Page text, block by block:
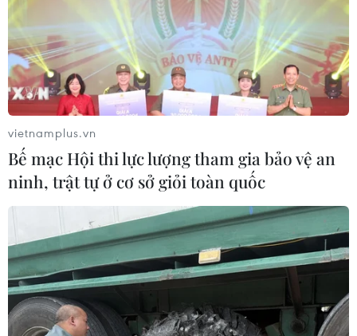
vietnamplus.vn
Bế mạc Hội thi lực lượng tham gia bảo vệ an
ninh, trật tự ở cơ sở giỏi toàn quốc